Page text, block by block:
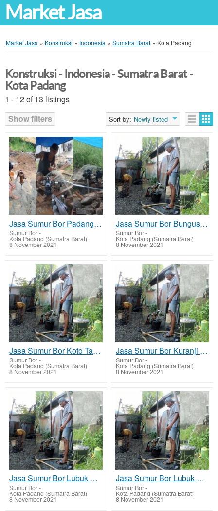
Market Jasa
Market Jasa » Konstruksi » Indonesia » Sumatra Barat » Kota Padang
Konstruksi - Indonesia - Sumatra Barat -
Kota Padang
1 - 12 of 13 listings
Show filters
Sort by: Newly listed
Listings
Jasa Sumur Bor Padang biaya Jasa terjangkau murah
Sumur Bor-
Kota Padang (Sumatra Barat)
8 November 2021
Jasa Sumur Bor Bungus Teluk Kabung biaya Jasa terjangkau murah
Sumur Bor-
Kota Padang (Sumatra Barat)
8 November 2021
Jasa Sumur Bor Koto Tangah biaya Jasa terjangkau murah
Sumur Bor-
Kota Padang (Sumatra Barat)
8 November 2021
Jasa Sumur Bor Kuranji biaya Jasa terjangkau murah
Sumur Bor-
Kota Padang (Sumatra Barat)
8 November 2021
Jasa Sumur Bor Lubuk Begalung biaya Jasa terjangkau murah
Sumur Bor-
Kota Padang (Sumatra Barat)
8 November 2021
Jasa Sumur Bor Lubuk Kilangan biaya Jasa terjangkau murah
Sumur Bor-
Kota Padang (Sumatra Barat)
8 November 2021